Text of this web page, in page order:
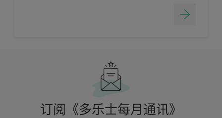
订阅《多乐士每月通讯》